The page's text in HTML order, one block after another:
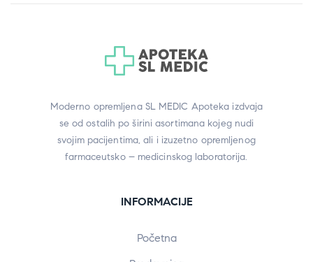
Moderno opremljena SL MEDIC Apoteka izdvaja
se od ostalih po širini asortimana kojeg nudi
svojim pacijentima, ali i izuzetno opremljenog
farmaceutsko – medicinskog laboratorija.
INFORMACIJE
Početna